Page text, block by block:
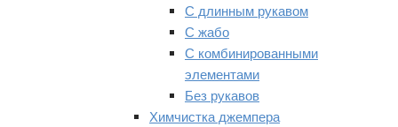
С длинным рукавом
С жабо
С комбинированными
элементами
Без рукавов
Химчистка джемпера